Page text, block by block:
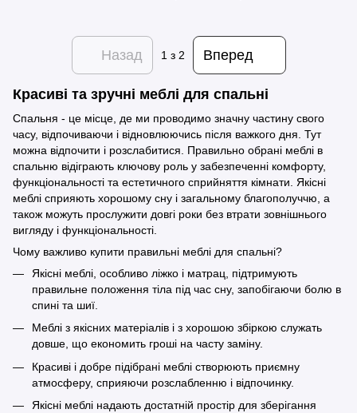
Назад 1з 2 Вперед
Красиві та зручні меблі для спальні
Спальня - це місце, де ми проводимо значну частину свого
часу, відпочиваючи і відновлюючись після важкого дня. Тут
можна відпочити і розслабитися. Правильно обрані меблі в
спальню відіграють ключову роль у забезпеченні комфорту,
функціональності та естетичного сприйняття кімнати. Якісні
меблі сприяють хорошому сну і загальному благополуччю, а
також можуть прослужити довгі роки без втрати зовнішнього
вигляду і функціональності.
Чому важливо купити правильні меблі для спальні?
Якісні меблі, особливо ліжко і матрац, підтримують
правильне положення тіла під час сну, запобігаючи болю в
спині та шиї.
Меблі з якісних матеріалів і з хорошою збіркою служать
довше, що економить гроші на часту заміну.
Красиві і добре підібрані меблі створюють приємну
атмосферу, сприяючи розслабленню і відпочинку.
Якісні меблі надають достатній простір для зберігання